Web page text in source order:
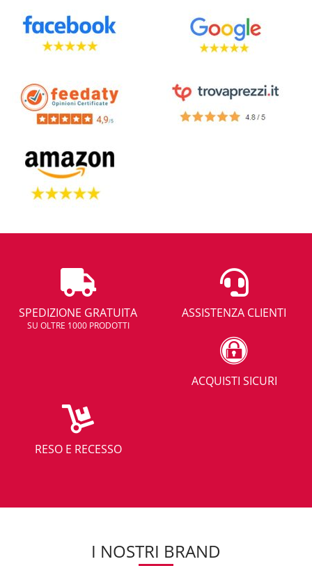
SPEDIZIONE GRATUITA
SU OLTRE 1000 PRODOTTI
ASSISTENZA CLIENTI
ACQUISTI SICURI
RESO E RECESSO
I NOSTRI BRAND